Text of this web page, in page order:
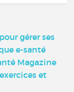
gérer ses
e-santé
Magazine
et